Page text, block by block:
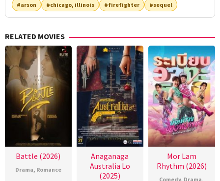
#arson #chicago, illinois #firefighter #sequel
RELATED MOVIES
Battle (2026)
Drama, Romance
Anaganaga
Australia Lo
(2025)
Mor Lam
Rhythm (2026)
Comedy, Drama,